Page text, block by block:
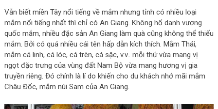
Vẫn biết miền Tây nổi tiếng về mắm nhưng tỉnh có nhiều loại
mắm nổi tiếng nhất thì chỉ có An Giang. Không hổ danh vương
quốc mắm, nhiều đặc sản An Giang làm quà cũng không thể thiếu
mắm. Bởi có quá nhiều cái tên hấp dẫn kích thích. Mắm Thái,
mắm cá linh, cá lóc, cá trèn, cá sặc, v.v.. mỗi thứ vừa mang vị
ngọt đặc trưng của vùng đất Nam Bộ vừa mang hương vị gia
truyền riêng. Đó chính là lí do khiến cho du khách nhớ mãi mắm
Châu Đốc, mắm núi Sam của An Giang.